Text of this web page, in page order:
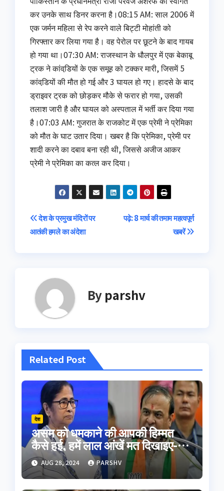
कर उनके साथ डिनर करना है।08:15 AM: साल 2006 में
एक जर्मन महिला से रेप करने वाले बिट्टी मोहांती को
गिरफ्तार कर लिया गया है। वह पेरोल पर छूटने के बाद गायब
हो गया था।07:30 AM: राजस्‍थान के धौलपुर में एक बेकाबू
ट्रक ने कांवडि़यों के एक समूह को टक्‍कर मारी, जिसमें 5
कांवडि़यों की मौत हो गई और 3 घायल हो गए। हादसे के बाद
ड्राइवर ट्रक को छोड़कर मौके से फरार हो गया, उसकी
तलाश जारी है और घायल को अस्‍पताल में भर्ती कर दिया गया
है।07:03 AM: गुजरात के राजकोट में एक प्रेमी ने प्रेमिका
को मौत के घाट उतार दिया। खबर है कि प्रेमिका, प्रेमी पर
शादी करने का दबाव बना रही थी, जिससे अजीज आकर
प्रेमी ने प्रेमिका का कत्‍ल कर दिया।
Post
navigation
पढ़े: 8 मार्च की तमाम महत्‍वपूर्ण
खबरें
देश के प्रमुख मंदिरों पर
आतंकी हमले का अंदेशा
By parshv
Related Post
देश
असम को धमकाने की आपकी हिम्मत
कैसे हुई, हमें लाल आंखें मत दिखाइए-
हिमंत बिस्वा सरमा
AUG 28, 2024 PARSHV